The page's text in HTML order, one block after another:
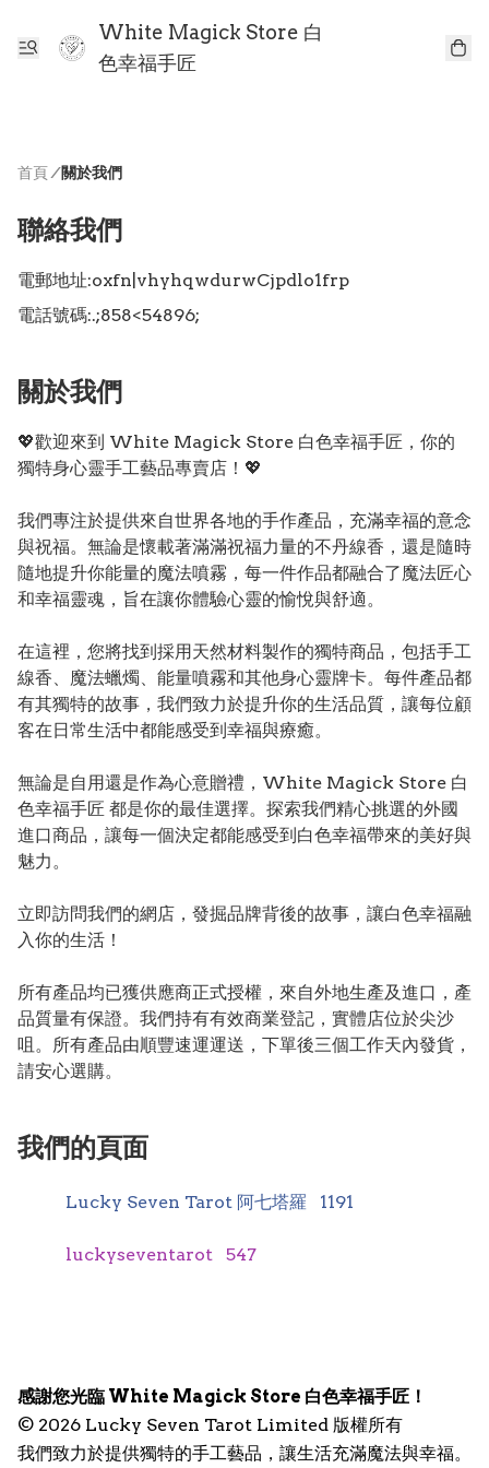
White Magick Store 白
色幸福手匠
首頁/ 關於我們
聯絡我們
電郵地址:oxfn|vhyhqwdurwCjpdlo1frp
電話號碼:.;858<54896;
關於我們
💖歡迎來到 White Magick Store 白色幸福手匠，你的
獨特身心靈手工藝品專賣店！💖
我們專注於提供來自世界各地的手作產品，充滿幸福的意念
與祝福。無論是懷載著滿滿祝福力量的不丹線香，還是隨時
隨地提升你能量的魔法噴霧，每一件作品都融合了魔法匠心
和幸福靈魂，旨在讓你體驗心靈的愉悅與舒適。
在這裡，您將找到採用天然材料製作的獨特商品，包括手工
線香、魔法蠟燭、能量噴霧和其他身心靈牌卡。每件產品都
有其獨特的故事，我們致力於提升你的生活品質，讓每位顧
客在日常生活中都能感受到幸福與療癒。
無論是自用還是作為心意贈禮，White Magick Store 白
色幸福手匠 都是你的最佳選擇。探索我們精心挑選的外國
進口商品，讓每一個決定都能感受到白色幸福帶來的美好與
魅力。
立即訪問我們的網店，發掘品牌背後的故事，讓白色幸福融
入你的生活！
所有產品均已獲供應商正式授權，來自外地生產及進口，產
品質量有保證。我們持有有效商業登記，實體店位於尖沙
咀。所有產品由順豐速運運送，下單後三個工作天內發貨，
我們的頁面
Lucky Seven Tarot 阿七塔羅 1191
luckyseventarot 547
感謝您光臨 White Magick Store 白色幸福手匠！
© 2026 Lucky Seven Tarot Limited 版權所有
我們致力於提供獨特的手工藝品，讓生活充滿魔法與幸福。